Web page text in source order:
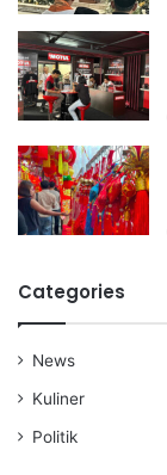
Categories
News
Kuliner
Politik